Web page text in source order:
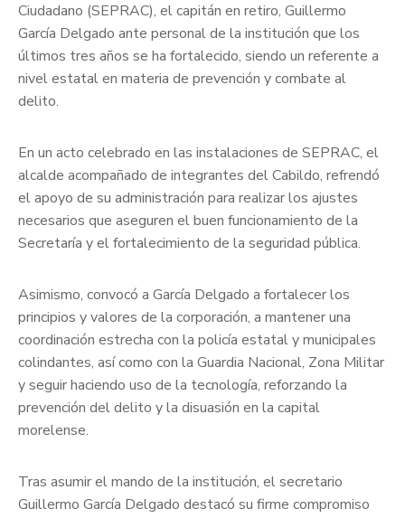
Ciudadano (SEPRAC), el capitán en retiro, Guillermo
García Delgado ante personal de la institución que los
últimos tres años se ha fortalecido, siendo un referente a
nivel estatal en materia de prevención y combate al
delito.
En un acto celebrado en las instalaciones de SEPRAC, el
alcalde acompañado de integrantes del Cabildo, refrendó
el apoyo de su administración para realizar los ajustes
necesarios que aseguren el buen funcionamiento de la
Secretaría y el fortalecimiento de la seguridad pública.
Asimismo, convocó a García Delgado a fortalecer los
principios y valores de la corporación, a mantener una
coordinación estrecha con la policía estatal y municipales
colindantes, así como con la Guardia Nacional, Zona Militar
y seguir haciendo uso de la tecnología, reforzando la
prevención del delito y la disuasión en la capital
morelense.
Tras asumir el mando de la institución, el secretario
Guillermo García Delgado destacó su firme compromiso